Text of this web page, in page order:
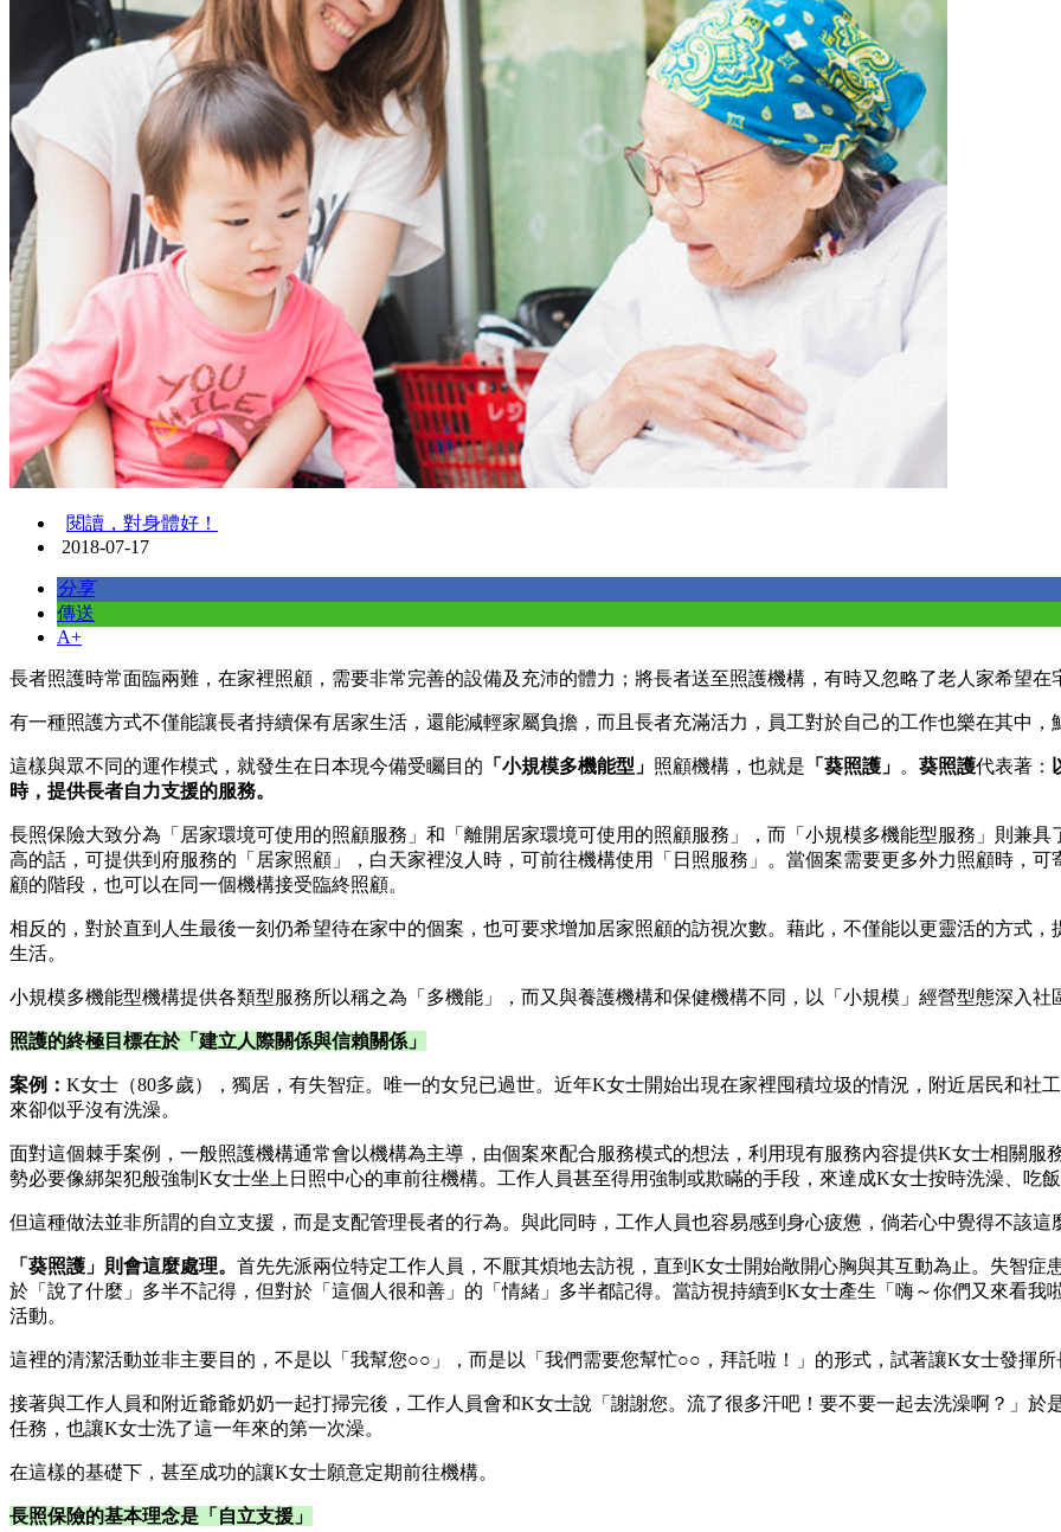
閱讀，對身體好！
2018-07-17
分享
傳送
A+
長者照護時常面臨兩難，在家裡照顧，需要非常完善的設備及充沛的體力；將長者送至照護機構，有時又忽略了老人家希望在
有一種照護方式不僅能讓長者持續保有居家生活，還能減輕家屬負擔，而且長者充滿活力，員工對於自己的工作也樂在其中，
這樣與眾不同的運作模式，就發生在日本現今備受矚目的 「小規模多機能型」 照顧機構，也就是 「葵照護」 。 葵照護代表著：
時，提供長者自力支援的服務。
長照保險大致分為「居家環境可使用的照顧服務」和「離開居家環境可使用的照顧服務」，而「小規模多機能型服務」則兼
高的話，可提供到府服務的「居家照顧」，白天家裡沒人時，可前往機構使用「日照服務」。當個案需要更多外力照顧時，
顧的階段，也可以在同一個機構接受臨終照顧。
相反的，對於直到人生最後一刻仍希望待在家中的個案，也可要求增加居家照顧的訪視次數。藉此，不僅能以更靈活的方式
生活。
小規模多機能型機構提供各類型服務所以稱之為「多機能」，而又與養護機構和保健機構不同，以「小規模」經營型態深入社
照護的終極目標在於「建立人際關係與信賴關係」
案例： K女士（80多歲），獨居，有失智症。唯一的女兒已過世。近年K女士開始出現在家裡囤積垃圾的情況，附近居民和社
來卻似乎沒有洗澡。
面對這個棘手案例，一般照護機構通常會以機構為主導，由個案來配合服務模式的想法，利用現有服務內容提供K女士相關服
勢必要像綁架犯般強制K女士坐上日照中心的車前往機構。工作人員甚至得用強制或欺瞞的手段，來達成K女士按時洗澡、吃飯
但這種做法並非所謂的自立支援，而是支配管理長者的行為。與此同時，工作人員也容易感到身心疲憊，倘若心中覺得不該這
「葵照護」則會這麼處理。 首先先派兩位特定工作人員，不厭其煩地去訪視，直到K女士開始敞開心胸與其互動為止。失智
於「說了什麼」多半不記得，但對於「這個人很和善」的「情緒」多半都記得。當訪視持續到K女士產生「嗨～你們又來看
活動。
這裡的清潔活動並非主要目的，不是以「我幫您○○」，而是以「我們需要您幫忙○○，拜託啦！」的形式，試著讓K女士發揮所
接著與工作人員和附近爺爺奶奶一起打掃完後，工作人員會和K女士說「謝謝您。流了很多汗吧！要不要一起去洗澡啊？」
任務，也讓K女士洗了這一年來的第一次澡。
在這樣的基礎下，甚至成功的讓K女士願意定期前往機構。
長照保險的基本理念是「自立支援」